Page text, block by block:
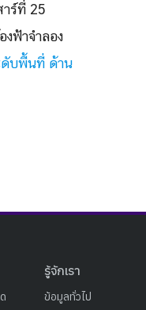
ร์ที่ 25
ฟ้าจำลอง
ดับพื้นที่ ด้าน
รู้จักเรา
ข้อมูลทั่วไป